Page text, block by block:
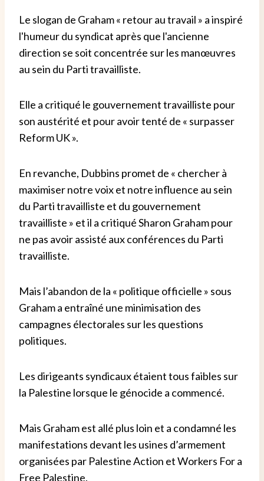
Le slogan de Graham « retour au travail » a inspiré
l'humeur du syndicat après que l'ancienne
direction se soit concentrée sur les manœuvres
au sein du Parti travailliste.
Elle a critiqué le gouvernement travailliste pour
son austérité et pour avoir tenté de « surpasser
Reform UK ».
En revanche, Dubbins promet de « chercher à
maximiser notre voix et notre influence au sein
du Parti travailliste et du gouvernement
travailliste » et il a critiqué Sharon Graham pour
ne pas avoir assisté aux conférences du Parti
travailliste.
Mais l’abandon de la « politique officielle » sous
Graham a entraîné une minimisation des
campagnes électorales sur les questions
politiques.
Les dirigeants syndicaux étaient tous faibles sur
la Palestine lorsque le génocide a commencé.
Mais Graham est allé plus loin et a condamné les
manifestations devant les usines d’armement
organisées par Palestine Action et Workers For a
Free Palestine.